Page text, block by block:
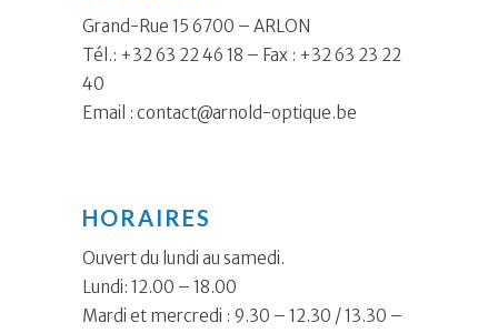
Grand-Rue 15 6700 – ARLON
Tél.: +32 63 22 46 18 – Fax : +32 63 23 22
40
Email : contact@arnold-optique.be
HORAIRES
Ouvert du lundi au samedi.
Lundi: 12.00 – 18.00
Mardi et mercredi : 9.30 – 12.30 / 13.30 –